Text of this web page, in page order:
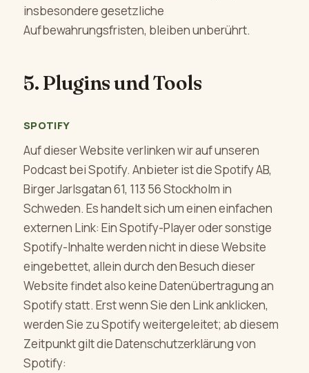
insbesondere gesetzliche
Aufbewahrungsfristen, bleiben unberührt.
5. Plugins und Tools
SPOTIFY
Auf dieser Website verlinken wir auf unseren
Podcast bei Spotify. Anbieter ist die Spotify AB,
Birger Jarlsgatan 61, 113 56 Stockholm in
Schweden. Es handelt sich um einen einfachen
externen Link: Ein Spotify-Player oder sonstige
Spotify-Inhalte werden nicht in diese Website
eingebettet, allein durch den Besuch dieser
Website findet also keine Datenübertragung an
Spotify statt. Erst wenn Sie den Link anklicken,
werden Sie zu Spotify weitergeleitet; ab diesem
Zeitpunkt gilt die Datenschutzerklärung von
Spotify: